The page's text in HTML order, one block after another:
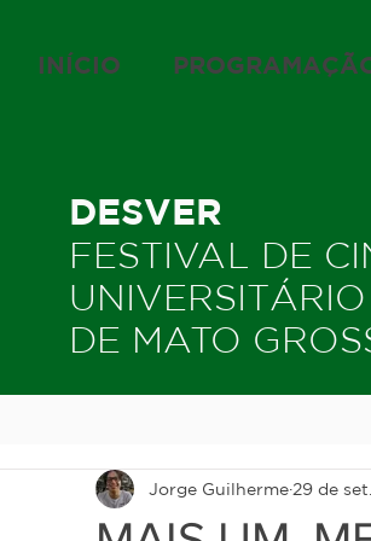
INÍCIO
DESVER
FESTIVAL DE
UNIVERSITÁRIO
DE MATO
Jorge Guilherme 29 de